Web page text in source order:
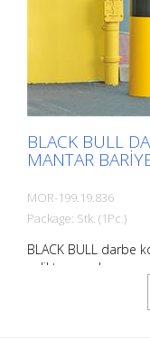
kaplamalı Aşırı
alanları için önerilir:
trafiği, araba
koruma bariyerleri
doldurulabilir. Kapak
BLACK BULL
MANTAR
MOR-199.19.836
Package: Stk. (1Pc.)
BLACK BULL darbe
çelikten yapılmış,
ve siyah/sarı
yerleştirmek için